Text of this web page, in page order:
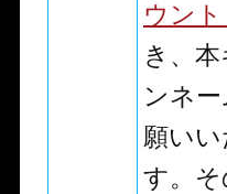
ウン
き、
ンネ
願い
す。